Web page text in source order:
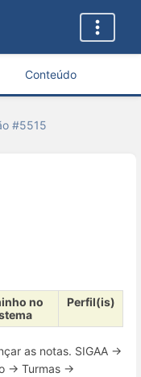
Conteúdo
#5515
no
Perfil(is)
as notas. SIGAA →
→ Turmas →